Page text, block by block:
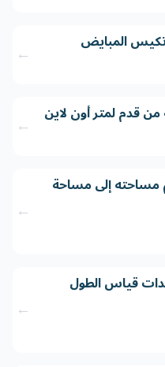
المبايض ←
قدم لمتر أون لاين ←
إلى مساحة
←
قياس الطول
←